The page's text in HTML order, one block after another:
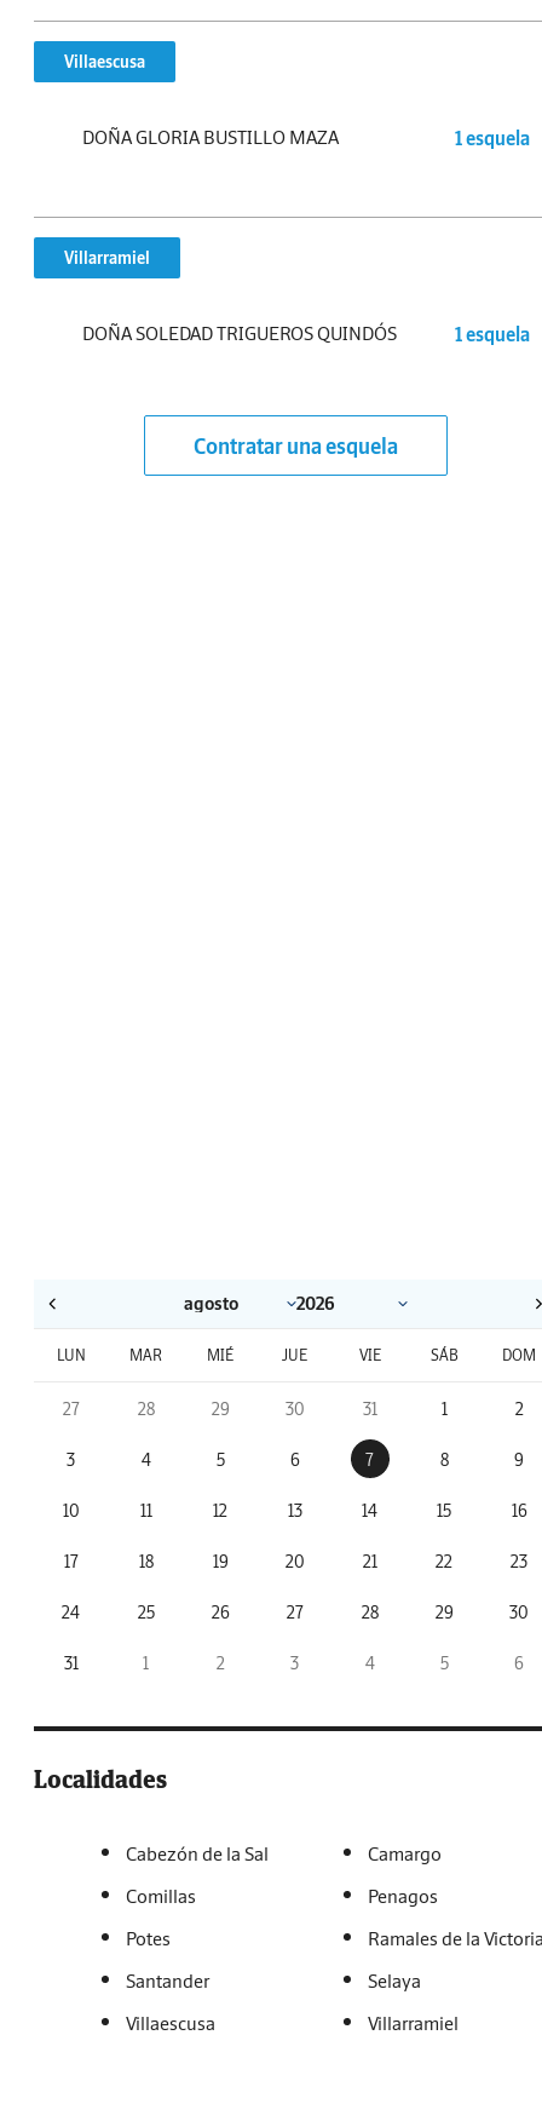
Villaescusa
DOÑA GLORIA BUSTILLO MAZA 1 esquela
Villarramiel
DOÑA SOLEDAD TRIGUEROS QUINDÓS 1 esquela
Contratar una esquela
LUN MAR MIÉ JUE VIE SÁB DOM
27 28 29 30 31 1 2
3 4 5 6 7 8 9
10 11 12 13 14 15 16
17 18 19 20 21 22 23
24 25 26 27 28 29 30
31 1 2 3 4 5 6
Localidades
Cabezón de la Sal
Camargo
Comillas
Penagos
Potes
Ramales de la
Santander
Selaya
Villaescusa
Villarramiel